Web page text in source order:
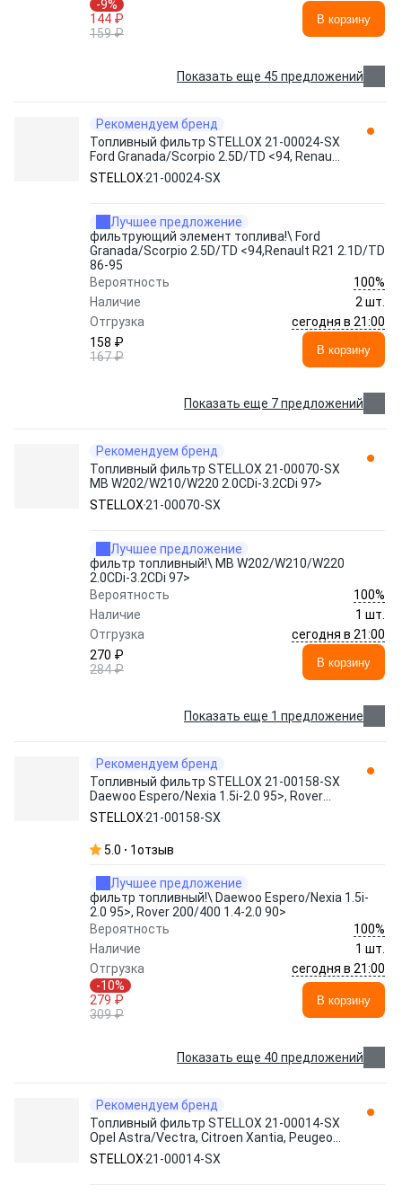
-9%
144 ₽
159 ₽
В корзину
Показать еще 45 предложений
Рекомендуем бренд
Топливный фильтр STELLOX 21-00024-SX
Ford Granada/Scorpio 2.5D/TD <94, Renault
R21 2.1D/TD 86-95
STELLOX 21-00024-SX
Лучшее предложение
фильтрующий элемент топлива!\ Ford
Granada/Scorpio 2.5D/TD <94,Renault R21 2.1D/TD
86-95
Вероятность
100%
Наличие
2 шт.
Отгрузка
сегодня в 21:00
158 ₽
167 ₽
В корзину
Показать еще 7 предложений
Рекомендуем бренд
Топливный фильтр STELLOX 21-00070-SX
MB W202/W210/W220 2.0CDi-3.2CDi 97>
STELLOX 21-00070-SX
Лучшее предложение
фильтр топливный!\ MB W202/W210/W220
2.0CDi-3.2CDi 97>
Вероятность
100%
Наличие
1 шт.
Отгрузка
сегодня в 21:00
270 ₽
284 ₽
В корзину
Показать еще 1 предложение
Рекомендуем бренд
Топливный фильтр STELLOX 21-00158-SX
Daewoo Espero/Nexia 1.5i-2.0 95>, Rover
200/400 1.4-2.0 90>
STELLOX 21-00158-SX
5.0 1отзыв
Лучшее предложение
фильтр топливный!\ Daewoo Espero/Nexia 1.5i-
2.0 95>, Rover 200/400 1.4-2.0 90>
Вероятность
100%
Наличие
1 шт.
Отгрузка
сегодня в 21:00
-10%
279 ₽
309 ₽
В корзину
Показать еще 40 предложений
Рекомендуем бренд
Топливный фильтр STELLOX 21-00014-SX
Opel Astra/Vectra, Citroen Xantia, Peugeot
306 1.4-2.0 88>
STELLOX 21-00014-SX